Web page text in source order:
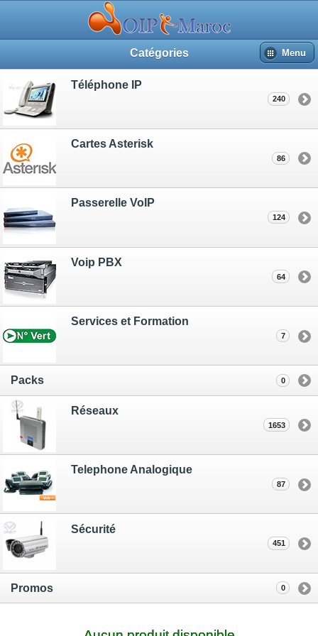
Catégories Menu
Téléphone IP
240
Cartes Asterisk
86
Passerelle VoIP
124
Voip PBX
64
Services et Formation
7
Packs 0
Réseaux
1653
Telephone Analogique
87
Sécurité
451
Promos 0